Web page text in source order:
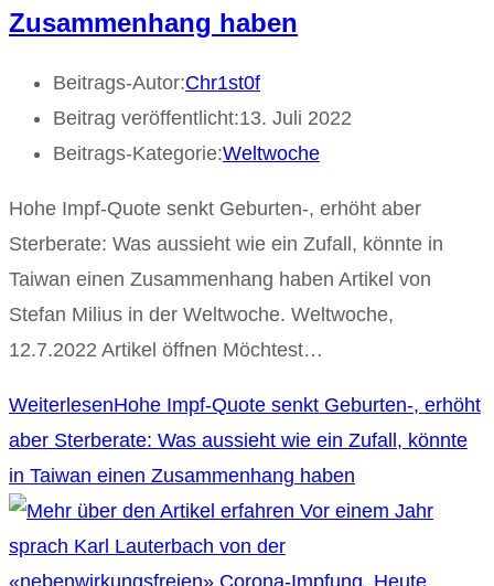
Zusammenhang haben
Beitrags-Autor:Chr1st0f
Beitrag veröffentlicht:13. Juli 2022
Beitrags-Kategorie:Weltwoche
Hohe Impf-Quote senkt Geburten-, erhöht aber
Sterberate: Was aussieht wie ein Zufall, könnte in
Taiwan einen Zusammenhang haben Artikel von
Stefan Milius in der Weltwoche. Weltwoche,
12.7.2022 Artikel öffnen Möchtest…
WeiterlesenHohe Impf-Quote senkt Geburten-, erhöht
aber Sterberate: Was aussieht wie ein Zufall, könnte
in Taiwan einen Zusammenhang haben